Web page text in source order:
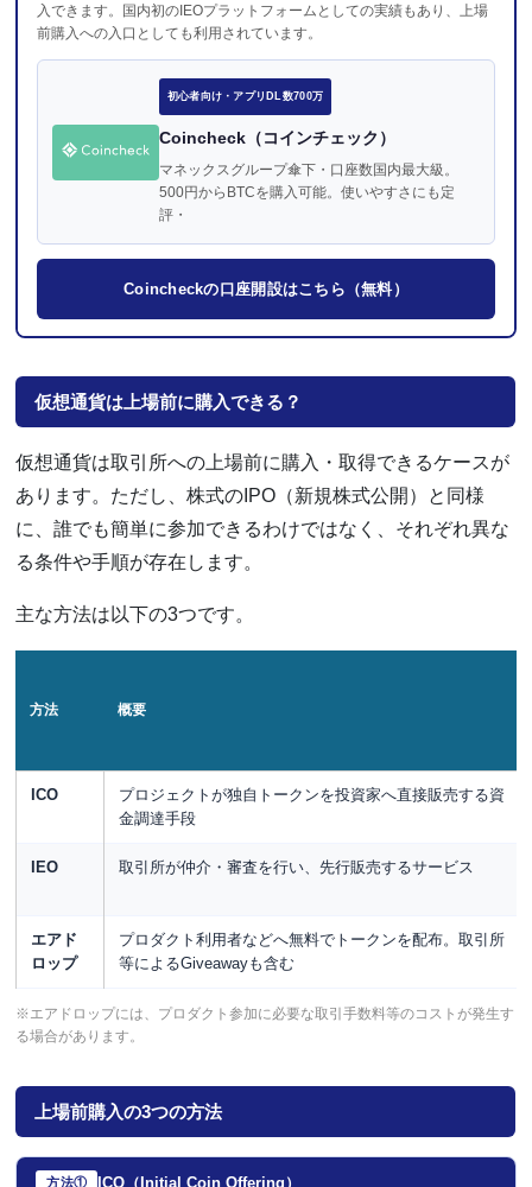
入できます。国内初のIEOプラットフォームとしての実績もあり、上場
前購入への入口としても利用されています。
初心者向け・アプリDL数700万
Coincheck（コインチェック）
マネックスグループ傘下・口座数国内最大級。
500円からBTCを購入可能。使いやすさにも定
評・
Coincheckの口座開設はこちら（無料）
仮想通貨は上場前に購入できる？
仮想通貨は取引所への上場前に購入・取得できるケースが
あります。ただし、株式のIPO（新規株式公開）と同様
に、誰でも簡単に参加できるわけではなく、それぞれ異な
る条件や手順が存在します。
主な方法は以下の3つです。
方法 概要
ICO
プロジェクトが独自トークンを投資家へ直接販売する資
金調達手段
IEO 取引所が仲介・審査を行い、先行販売するサービス
エアド
ロップ
プロダクト利用者などへ無料でトークンを配布。取引所
等によるGiveawayも含む
※エアドロップには、プロダクト参加に必要な取引手数料等のコストが発生す
る場合があります。
上場前購入の3つの方法
方法① ICO（Initial Coin Offering）